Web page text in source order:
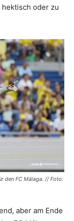
oder zu
den FC Málaga. // Foto:
aber am Ende